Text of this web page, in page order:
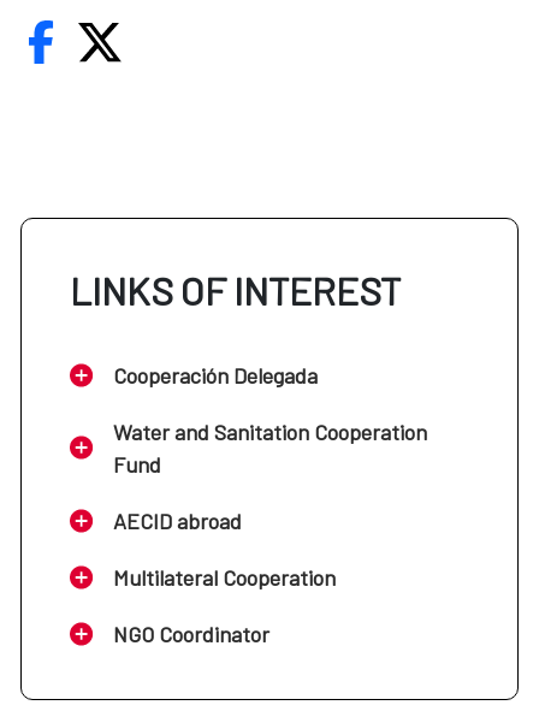
LINKS OF INTEREST
Cooperación Delegada
Water and Sanitation Cooperation
Fund
AECID abroad
Multilateral Cooperation
NGO Coordinator